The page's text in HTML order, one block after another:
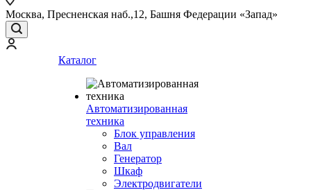
Москва, Пресненская наб.,12, Башня Федерации «Запад»
Каталог
Автоматизированная
техника
Блок управления
Вал
Генератор
Шкаф
Электродвигатели